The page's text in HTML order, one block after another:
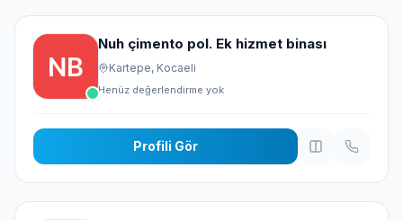
Nuh çimento pol. Ek hizmet binası
Kartepe, Kocaeli
Henüz değerlendirme yok
Profili Gör